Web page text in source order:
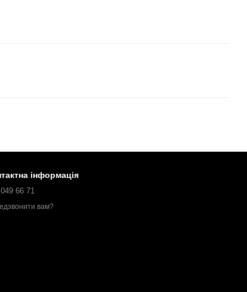
інформація
66 71
вам?